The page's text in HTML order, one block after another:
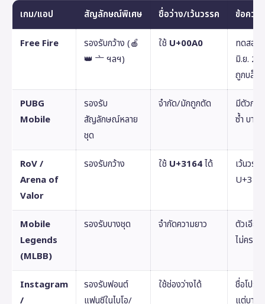
เกม/แอป สัญลักษณ์พิเศษ ชื่อว่าง/เว้นวรรค ข้อควร
Free Fire
รองรับกว้าง (🍎
👑 亠 ฯลฯ)
ใช้ U+00A0
ทดสอบ
มิ.ย.
ถูกบล็อ
PUBG
Mobile
รองรับ
สัญลักษณ์หลาย
ชุด
จำกัด/มักถูกตัด
มีตัวกร
ซ้ำ บาง
RoV /
Arena of
Valor
รองรับกว้าง ใช้ U+3164ได้
เว้นวร
Mobile
Legends
(MLBB)
รองรับบางชุด จำกัดความยาว
ตัวเอีย
ไม่ครบ
Instagram
/
รองรับฟอนต์
แฟนซีในไบโอ/
ใช้ช่องว่างได้
ชื่อโปรไ
แต่บาง